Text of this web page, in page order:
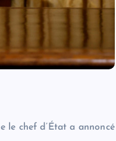
le chef d’État a annoncé